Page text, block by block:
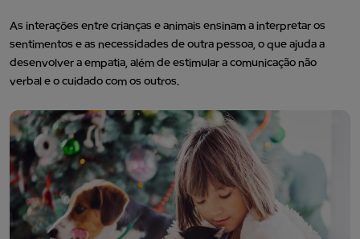
As interações entre crianças e animais ensinam a interpretar os
sentimentos e as necessidades de outra pessoa, o que ajuda a
desenvolver a empatia, além de estimular a comunicação não
verbal e o cuidado com os outros.